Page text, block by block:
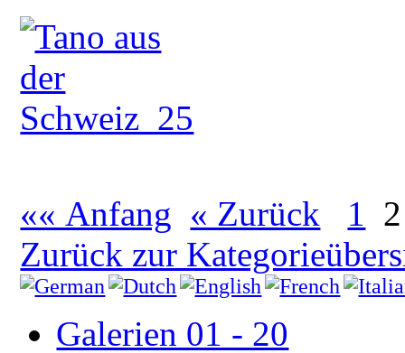
«« Anfang « Zurück 1 2
Zurück zur
Galerien 01 - 20